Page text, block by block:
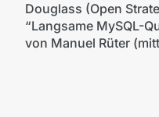
Douglass (Open
“Langsame MySQL-
von Manuel Rüter